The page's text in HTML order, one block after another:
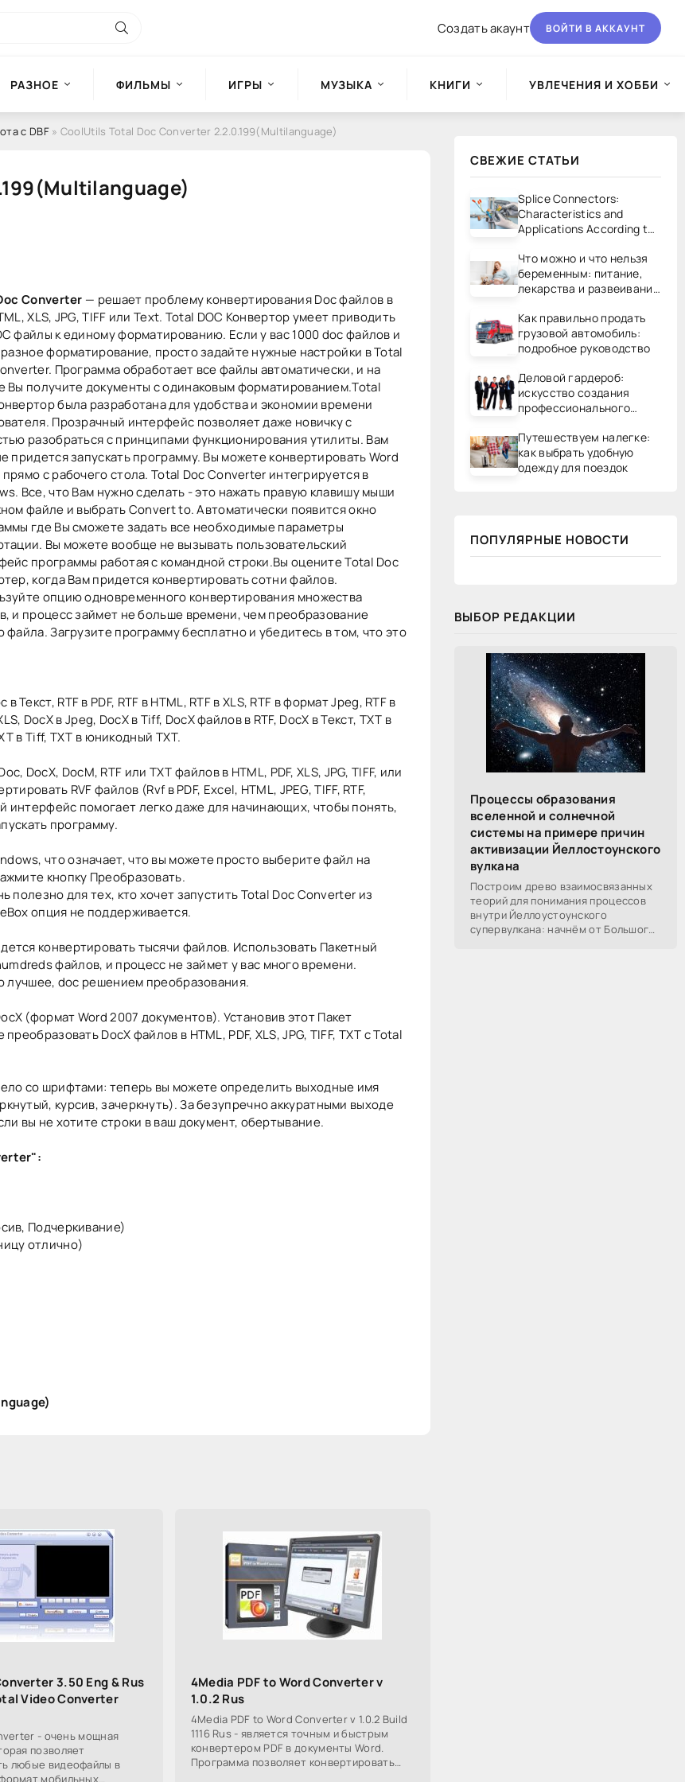
Создать акаунт ВОЙТИ В АККАУНТ
РАЗНОЕ ФИЛЬМЫ ИГРЫ МУЗЫКА КНИГИ УВЛЕЧЕНИЯ И ХОББИ
с DBF» CoolUtils Total Doc Converter 2.2.0.199(Multilanguage)
Converter — решает проблему конвертирования Doc файлов в
XLS, JPG, TIFF или Text. Total DOC Конвертор умеет приводить
файлы к единому форматированию. Если у вас 1000 doc файлов и
разное форматирование, просто задайте нужные настройки в Total
Программа обработает все файлы автоматически, и на
Вы получите документы с одинаковым форматированием.Total
была разработана для удобства и экономии времени
Прозрачный интерфейс позволяет даже новичку с
разобраться с принципами функционирования утилиты. Вам
придется запускать программу. Вы можете конвертировать Word
с рабочего стола. Total Doc Converter интегрируется в
Все, что Вам нужно сделать - это нажать правую клавишу мыши
файле и выбрать Convert to. Автоматически появится окно
где Вы сможете задать все необходимые параметры
Вы можете вообще не вызывать пользовательский
программы работая с командной строки.Вы оцените Total Doc
когда Вам придется конвертировать сотни файлов.
опцию одновременного конвертирования множества
и процесс займет не больше времени, чем преобразование
файла. Загрузите программу бесплатно и убедитесь в том, что это
Текст, RTF в PDF, RTF в HTML, RTF в XLS, RTF в формат Jpeg, RTF в
DocX в Jpeg, DocX в Tiff, DocX файлов в RTF, DocX в Текст, TXT в
в Tiff, TXT в юникодный TXT.
DocX, DocM, RTF или TXT файлов в HTML, PDF, XLS, JPG, TIFF, или
RVF файлов (Rvf в PDF, Excel, HTML, JPEG, TIFF, RTF,
помогает легко даже для начинающих, чтобы понять,
программу.
что означает, что вы можете просто выберите файл на
кнопку Преобразовать.
для тех, кто хочет запустить Total Doc Converter из
опция не поддерживается.
конвертировать тысячи файлов. Использовать Пакетный
файлов, и процесс не займет у вас много времени.
лучшее, doc решением преобразования.
(формат Word 2007 документов). Установив этот Пакет
DocX файлов в HTML, PDF, XLS, JPG, TIFF, TXT с Total
со шрифтами: теперь вы можете определить выходные имя
курсив, зачеркнуть). За безупречно аккуратными выходе
вы не хотите строки в ваш документ, обертывание.
Подчеркивание)
отлично)
3.50 Eng & Rus
Video Converter
- очень мощная
позволяет
любые видеофайлы в
мобильных
4Media PDF to Word Converter v
1.0.2 Rus
4Media PDF to Word Converter v 1.0.2 Build
1116 Rus - является точным и быстрым
конвертером PDF в документы Word.
Программа позволяет конвертировать
СВЕЖИЕ СТАТЬИ
Splice Connectors:
Characteristics and
Applications According to
Что можно и что нельзя
беременным: питание,
лекарства и развеивание
Как правильно продать
грузовой автомобиль:
подробное руководство
Деловой гардероб:
искусство создания
профессионального
Путешествуем налегке:
как выбрать удобную
одежду для поездок
ПОПУЛЯРНЫЕ НОВОСТИ
ВЫБОР РЕДАКЦИИ
Процессы образования
вселенной и солнечной
системы на примере причин
активизации Йеллостоунского
вулкана
Построим древо взаимосвязанных
теорий для понимания процессов
внутри Йеллоустоунского
супервулкана: начнём от Большого